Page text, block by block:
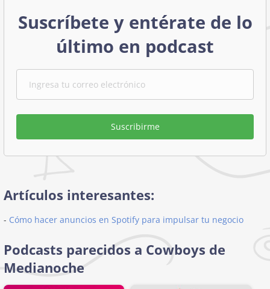
Suscríbete y entérate de lo
último en podcast
Suscribirme
Artículos interesantes:
- Cómo hacer anuncios en Spotify para impulsar tu negocio
Podcasts parecidos a Cowboys de
Medianoche